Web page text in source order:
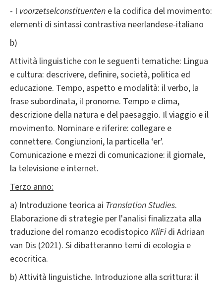
- I voorzetselconstituenten e la codifica del movimento:
elementi di sintassi contrastiva neerlandese-italiano
b)
Attività linguistiche con le seguenti tematiche: Lingua
e cultura: descrivere, definire, società, politica ed
educazione. Tempo, aspetto e modalità: il verbo, la
frase subordinata, il pronome. Tempo e clima,
descrizione della natura e del paesaggio. Il viaggio e il
movimento. Nominare e riferire: collegare e
connettere. Congiunzioni, la particella ‘er'.
Comunicazione e mezzi di comunicazione: il giornale,
la televisione e internet.
Terzo anno:
a) Introduzione teorica ai Translation Studies.
Elaborazione di strategie per l'analisi finalizzata alla
traduzione del romanzo ecodistopico KliFidi Adriaan
van Dis (2021). Si dibatteranno temi di ecologia e
ecocritica.
b) Attività linguistiche. Introduzione alla scrittura: il